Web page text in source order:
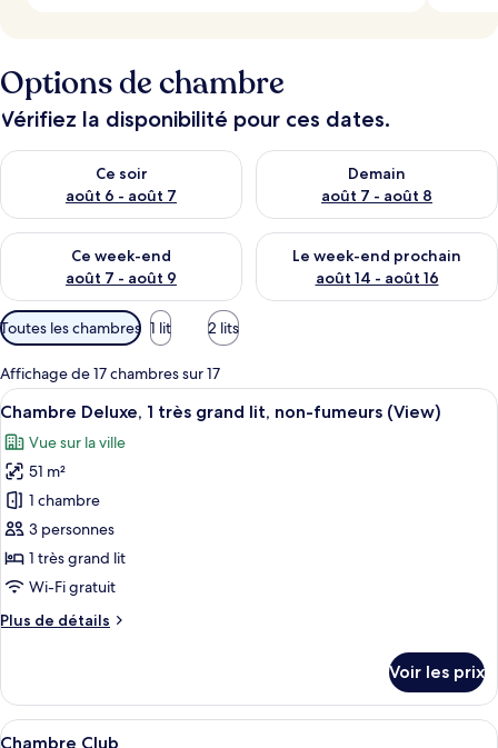
s
Options de chambre
Vérifiez la disponibilité pour ces dates.
Ce soir
août 6 - août 7
Vérifier la disponibilité pour ce soir août 6 - août 7
Demain
août 7 - août 8
Vérifier la disponibilité pour
Ce week-end
août 7 - août 9
Vérifier la disponibilité pour ce week-end août 7 - août 9
Le week-end prochain
août 14 - août 16
Vérifier la disponibilité pour
Filtres
disponibles
pour
les
chambres
Toutes les chambres 1 lit 2 lits
Affichage de 17 chambres sur 17
Afficher
toutes
les
photos
pour
ce
type
de
chambre :
Chambre
très
grand
Une chambre d’hôtel comprenant
5
Chambre Deluxe, 1 très grand lit, non-fumeurs (View)
Vue sur la ville
51 m²
1 chambre
3 personnes
1 très grand lit
Wi-Fi gratuit
Plus de détails
Plus
le
type
de
Voir les prix
Afficher
Baignoire et douche séparées,
2
Chambre Club